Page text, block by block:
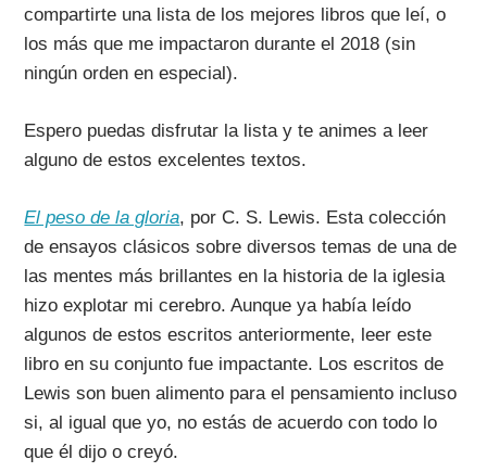
compartirte una lista de los mejores libros que leí, o
los más que me impactaron durante el 2018 (sin
ningún orden en especial).
Espero puedas disfrutar la lista y te animes a leer
alguno de estos excelentes textos.
El peso de la gloria, por C. S. Lewis. Esta colección
de ensayos clásicos sobre diversos temas de una de
las mentes más brillantes en la historia de la iglesia
hizo explotar mi cerebro. Aunque ya había leído
algunos de estos escritos anteriormente, leer este
libro en su conjunto fue impactante. Los escritos de
Lewis son buen alimento para el pensamiento incluso
si, al igual que yo, no estás de acuerdo con todo lo
que él dijo o creyó.